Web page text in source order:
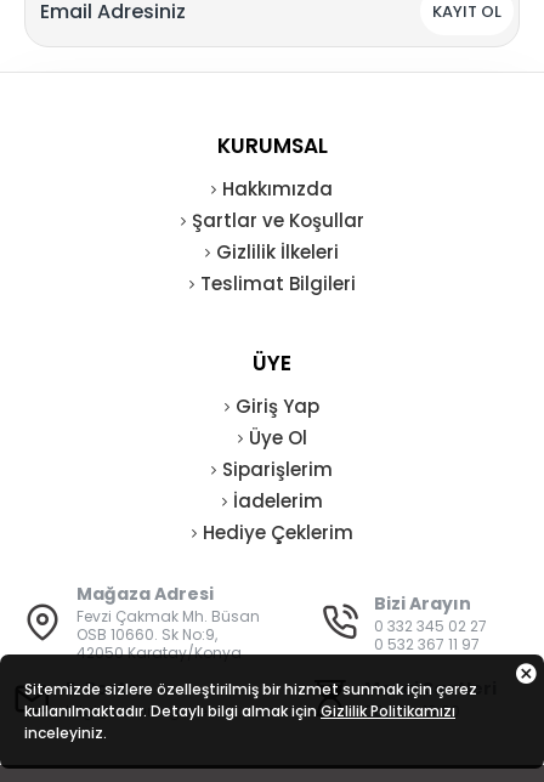
KAYIT OL
KURUMSAL
Hakkımızda
Şartlar ve Koşullar
Gizlilik İlkeleri
Teslimat Bilgileri
ÜYE
Giriş Yap
Üye Ol
Siparişlerim
İadelerim
Hediye Çeklerim
Mağaza Adresi
Fevzi Çakmak Mh. Büsan
OSB 10660. Sk No:9,
42050 Karatay/Konya
Bizi Arayın
0 332 345 02 27
0 532 367 11 97
E-Posta
bilgi@vatanisguvenligi.com
Mesai Saatleri
08:00 - 19:00
Sitemizde sizlere özelleştirilmiş bir hizmet sunmak için çerez
kullanılmaktadır. Detaylı bilgi almak için Gizlilik Politikamızı
inceleyiniz.